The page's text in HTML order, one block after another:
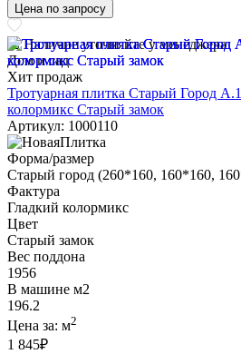
Цена по запросу
Наличие уточняйте у менеджера
Дом и сад
Хит продаж
Тротуарная плитка Старый Город
колормикс Старый замок
Артикул: 1000110
Форма/размер
Старый город (260*160, 160*160,
Фактура
Гладкий колормикс
Цвет
Старый замок
Вес поддона
1956
В машине м2
196.2
Цена за: м2
1 845₽